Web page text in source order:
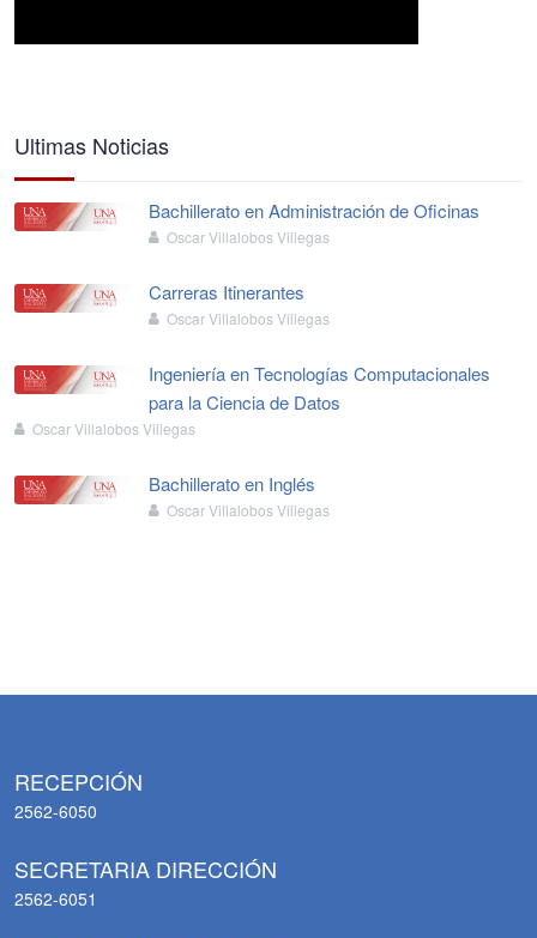
Ultimas Noticias
Bachillerato en Administración de Oficinas
Oscar Villalobos Villegas
Carreras Itinerantes
Oscar Villalobos Villegas
Ingeniería en Tecnologías Computacionales
para la Ciencia de Datos
Oscar Villalobos Villegas
Bachillerato en Inglés
Oscar Villalobos Villegas
RECEPCIÓN
2562-6050
SECRETARIA DIRECCIÓN
2562-6051